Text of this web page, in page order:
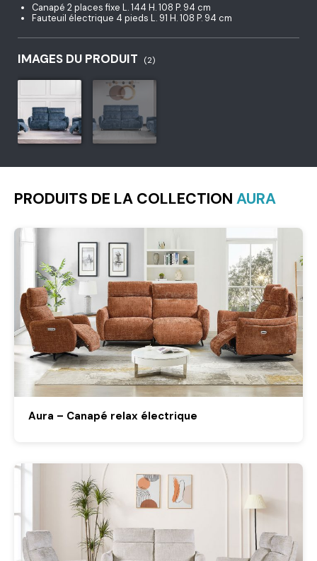
Canapé 2 places fixe L. 144 H. 108 P. 94 cm
Fauteuil électrique 4 pieds L. 91 H. 108 P. 94 cm
IMAGES DU PRODUIT (2)
PRODUITS DE LA COLLECTION AURA
Aura – Canapé relax électrique